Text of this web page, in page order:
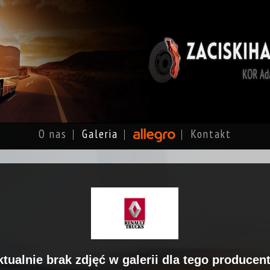
O nas Galeria Kontakt
brak zdjęć w galerii dla tego